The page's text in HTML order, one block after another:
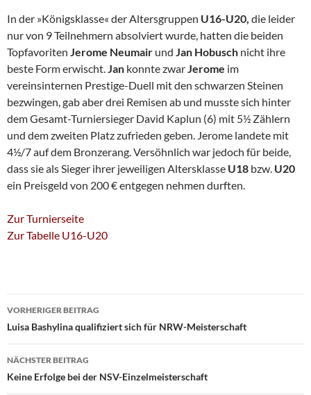
In der »Königsklasse« der Altersgruppen U16-U20, die leider
nur von 9 Teilnehmern absolviert wurde, hatten die beiden
Topfavoriten Jerome Neumair und Jan Hobusch nicht ihre
beste Form erwischt.Jan konnte zwarJerome im
vereinsinternen Prestige-Duell mit den schwarzen Steinen
bezwingen, gab aber drei Remisen ab und musste sich hinter
dem Gesamt-Turniersieger David Kaplun (6) mit 5½ Zählern
und dem zweiten Platz zufrieden geben. Jerome landete mit
4½/7 auf dem Bronzerang. Versöhnlich war jedoch für beide,
dass sie als Sieger ihrer jeweiligen Altersklasse U18 bzw. U20
ein Preisgeld von 200 € entgegen nehmen durften.
Zur Turnierseite
Zur Tabelle U16-U20
Beitragsnavigation
VORHERIGER BEITRAG
Luisa Bashylina qualifiziert sich für NRW-Meisterschaft
NÄCHSTER BEITRAG
Keine Erfolge bei der NSV-Einzelmeisterschaft